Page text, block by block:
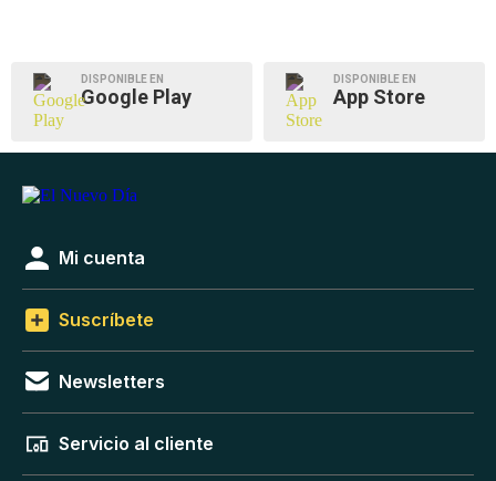
DISPONIBLE EN
Google Play
DISPONIBLE EN
App Store
Mi cuenta
Suscríbete
Newsletters
Servicio al cliente